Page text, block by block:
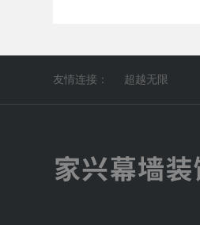
友情连接： 超越无限